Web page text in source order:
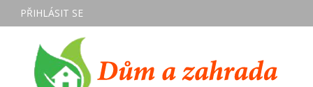
PŘIHLÁSIT SE